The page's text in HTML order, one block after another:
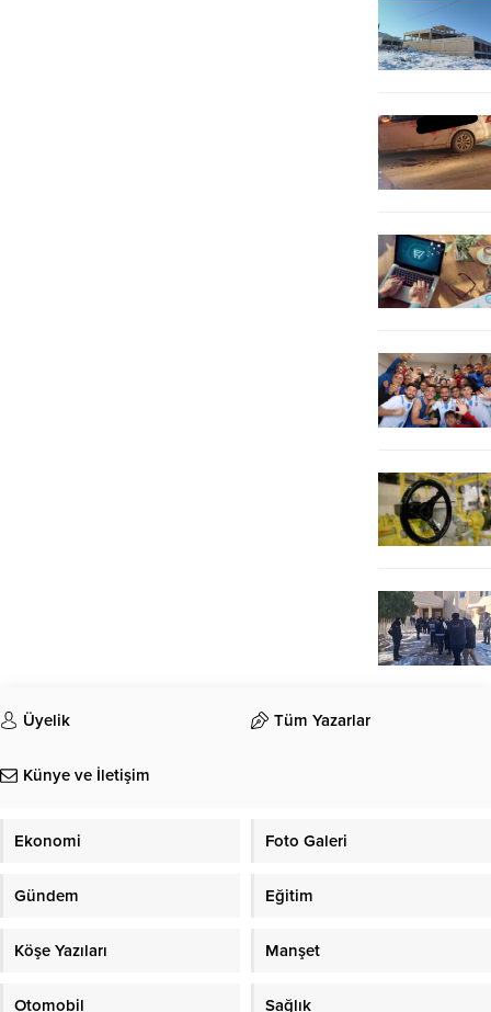
Üyelik Tüm Yazarlar
Künye ve İletişim
Ekonomi Foto Galeri
Gündem Eğitim
Köşe Yazıları Manşet
Otomobil Sağlık